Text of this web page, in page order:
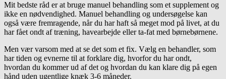
Mit bedste råd er at bruge manuel behandling som et supplement og
ikke en nødvendighed. Manuel behandling og undersøgelse kan
også være fremragende, når du har haft så meget mod på livet, at du
har fået ondt af træning, havearbejde eller ta-fat med børnebørnene.
Men vær varsom med at se det som et fix. Vælg en behandler, som
har tiden og evnerne til at forklare dig, hvorfor du har ondt,
hvordan du kommer ud af det og hvordan du kan klare dig på egen
hånd uden ugentlige knæk 3-6 måneder.